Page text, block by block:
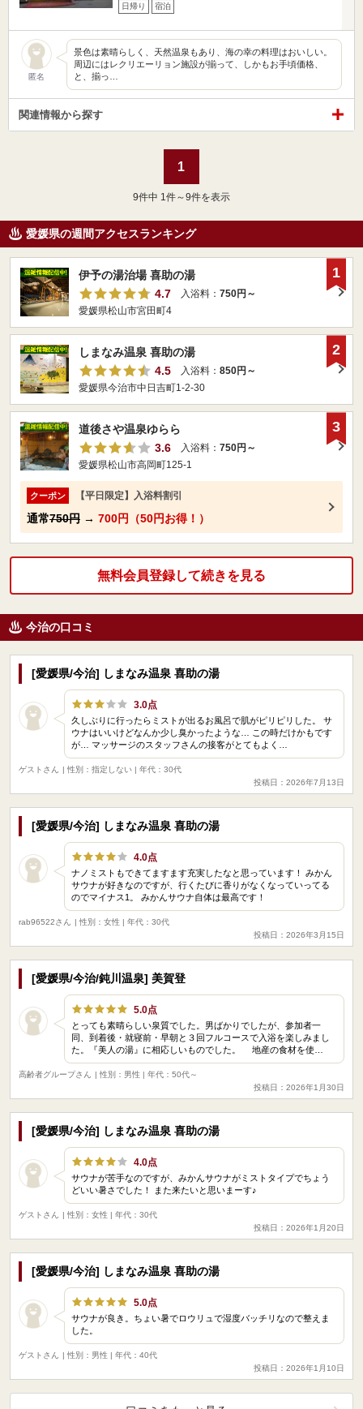
日帰り 宿泊
匿名
景色は素晴らしく、天然温泉もあり、海の幸の料理はおいしい。
周辺にはレクリエーリョン施設が揃って、しかもお手頃価格、
と、揃っ…
関連情報から探す
1
9件中 1件～9件を表示
愛媛県の週間アクセスランキング
伊予の湯治場 喜助の湯
4.7
入浴料： 750円～
愛媛県松山市宮田町4
1
しまなみ温泉 喜助の湯
4.5
入浴料： 850円～
愛媛県今治市中日吉町1-2-30
2
道後さや温泉ゆらら
3.6
入浴料： 750円～
愛媛県松山市高岡町125-1
クーポン 【平日限定】入浴料割引
通常750円 → 700円（50円お得！）
3
無料会員登録して続きを見る
今治の口コミ
[愛媛県/今治] しまなみ温泉 喜助の湯
3.0点
久しぶりに行ったらミストが出るお風呂で肌がピリピリした。 サ
ウナはいいけどなんか少し臭かったような… この時だけかもです
が… マッサージのスタッフさんの接客がとてもよく…
ゲストさん
| 性別：指定しない | 年代：30代
投稿日：2026年7月13日
[愛媛県/今治] しまなみ温泉 喜助の湯
4.0点
ナノミストもできてますます充実したなと思っています！ みかん
サウナが好きなのですが、行くたびに香りがなくなっていってる
のでマイナス1。 みかんサウナ自体は最高です！
rab96522さん
| 性別：女性 | 年代：30代
投稿日：2026年3月15日
[愛媛県/今治/鈍川温泉] 美賀登
5.0点
とっても素晴らしい泉質でした。男ばかりでしたが、参加者一
同、到着後・就寝前・早朝と３回フルコースで入浴を楽しみまし
た。『美人の湯』に相応しいものでした。 地産の食材を使…
高齢者グループさん
| 性別：男性 | 年代：50代～
投稿日：2026年1月30日
[愛媛県/今治] しまなみ温泉 喜助の湯
4.0点
サウナが苦手なのですが、みかんサウナがミストタイプでちょう
どいい暑さでした！ また来たいと思いまーす♪
ゲストさん
| 性別：女性 | 年代：30代
投稿日：2026年1月20日
[愛媛県/今治] しまなみ温泉 喜助の湯
5.0点
サウナが良き。ちょい暑でロウリュで湿度バッチリなので整えま
した。
ゲストさん
| 性別：男性 | 年代：40代
投稿日：2026年1月10日